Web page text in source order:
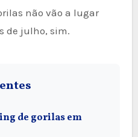
não vão a lugar
de julho, sim.
de gorilas em